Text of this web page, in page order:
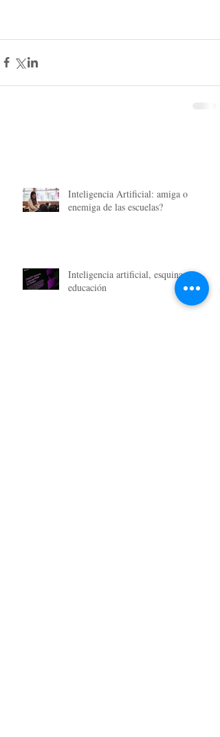
Inteligencia Artificial: amiga o
enemiga de las escuelas?
Inteligencia artificial, esquina
educación